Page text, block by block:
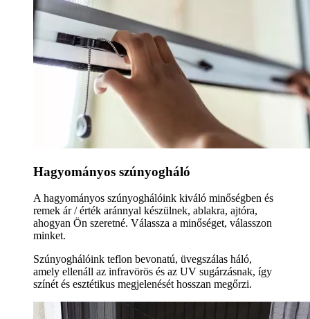
Hagyományos szúnyogháló
A hagyományos szúnyoghálóink kiváló minőségben és
remek ár / érték aránnyal készülnek, ablakra, ajtóra,
ahogyan Ön szeretné. Válassza a minőséget, válasszon
minket.
Szúnyoghálóink teflon bevonatú, üvegszálas háló,
amely ellenáll az infravörös és az UV sugárzásnak, így
színét és esztétikus megjelenését hosszan megőrzi.